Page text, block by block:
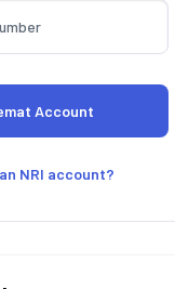
NRI account?